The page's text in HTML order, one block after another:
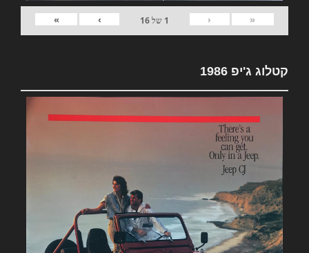
«
‹
1 של16
›
»
קטלוג ג'יפ 1986